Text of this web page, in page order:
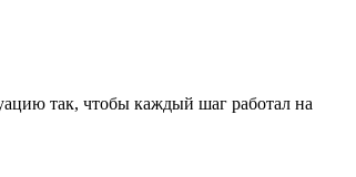
так, чтобы каждый шаг работал на